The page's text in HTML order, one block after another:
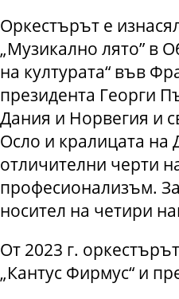
Оркестърът е
„Музикално лято” в
на културата“ във
президента Георги
Дания и Норвегия и
Осло и кралицата на
отличителни черти
професионализъм.
носител на четири
От 2023 г.
„Кантус Фирмус“ и